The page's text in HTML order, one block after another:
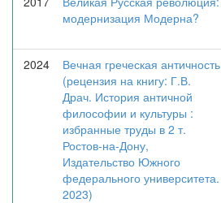
модернизация Модерна?
2024
Вечная греческая античность
(рецензия на книгу: Г.В.
Драч. История античной
философии и культуры :
избранные труды в 2 т.
Ростов-на-Дону,
Издательство Южного
федерального университета.
2023)